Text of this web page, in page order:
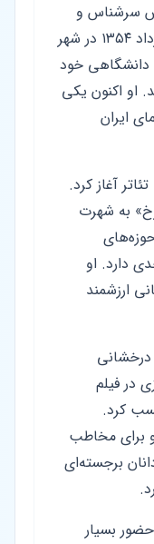
سرشناس و
توانمند ایرانی است. او در دهم مرداد ۱۳۵۴ در شهر
دانشگاهی خود
او اکنون یکی
ایران
آغاز کرد.
به شهرت
دارد. او
ارزشمند
درخشانی
در فیلم
کرد.
برای مخاطب
برجسته‌ای
بسیار